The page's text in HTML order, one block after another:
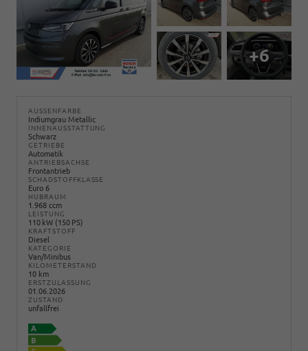
+6
AUSSENFARBE
Indiumgrau Metallic
INNENAUSSTATTUNG
Schwarz
GETRIEBE
Automatik
ANTRIEBSACHSE
Frontantrieb
SCHADSTOFFKLASSE
Euro 6
HUBRAUM
1.968 ccm
LEISTUNG
110 kW (150 PS)
KRAFTSTOFF
Diesel
KATEGORIE
Van/Minibus
KILOMETERSTAND
10 km
ERSTZULASSUNG
01.06.2026
ZUSTAND
unfallfrei